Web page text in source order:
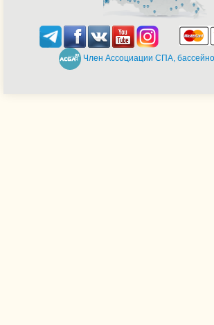
Член Ассоциации СПА,